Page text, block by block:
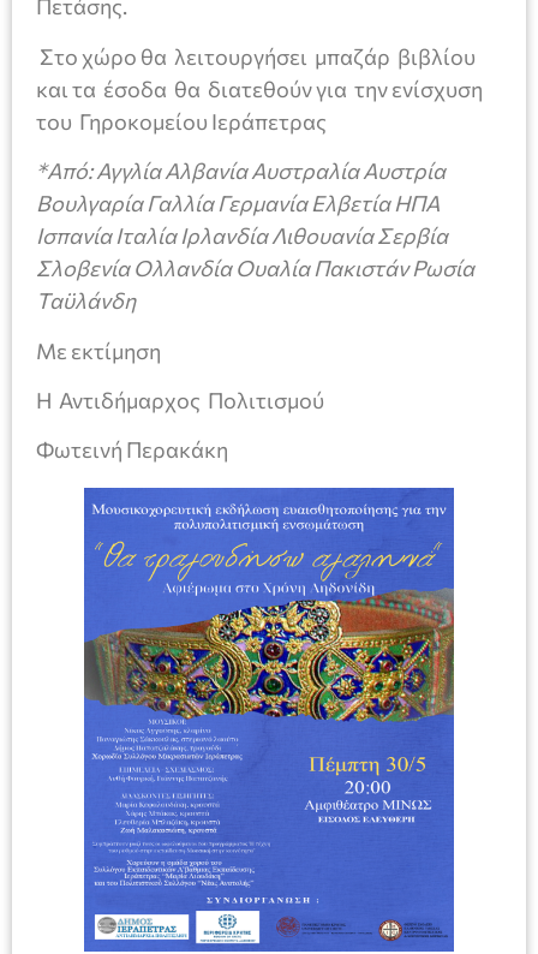
Πετάσης.
Στο χώρο θα λειτουργήσει μπαζάρ βιβλίου
και τα έσοδα θα διατεθούν για την ενίσχυση
του Γηροκομείου Ιεράπετρας
*Από: Αγγλία Αλβανία Αυστραλία Αυστρία
Βουλγαρία Γαλλία Γερμανία Ελβετία ΗΠΑ
Ισπανία Ιταλία Ιρλανδία Λιθουανία Σερβία
Σλοβενία Ολλανδία Ουαλία Πακιστάν Ρωσία
Ταϋλάνδη
Με εκτίμηση
Η Αντιδήμαρχος Πολιτισμού
Φωτεινή Περακάκη